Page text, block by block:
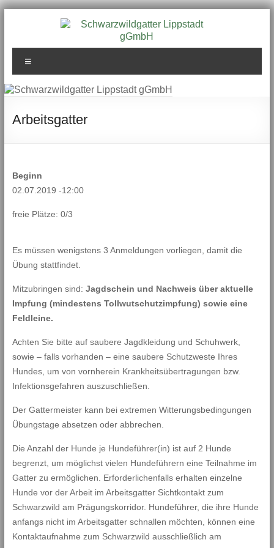
Schwarzwildgatter
Lippstadt gGmbH
Arbeitsgatter
Beginn
02.07.2019 -12:00
freie Plätze: 0/3
Es müssen wenigstens 3 Anmeldungen vorliegen, damit die
Übung stattfindet.
Mitzubringen sind: Jagdschein und Nachweis über aktuelle
Impfung (mindestens Tollwutschutzimpfung) sowie eine
Feldleine.
Achten Sie bitte auf saubere Jagdkleidung und Schuhwerk,
sowie – falls vorhanden – eine saubere Schutzweste Ihres
Hundes, um von vornherein Krankheitsübertragungen bzw.
Infektionsgefahren auszuschließen.
Der Gattermeister kann bei extremen Witterungsbedingungen
Übungstage absetzen oder abbrechen.
Die Anzahl der Hunde je Hundeführer(in) ist auf 2 Hunde
begrenzt, um möglichst vielen Hundeführern eine Teilnahme im
Gatter zu ermöglichen. Erforderlichenfalls erhalten einzelne
Hunde vor der Arbeit im Arbeitsgatter Sichtkontakt zum
Schwarzwild am Prägungskorridor. Hundeführer, die ihre Hunde
anfangs nicht im Arbeitsgatter schnallen möchten, können eine
Kontaktaufnahme zum Schwarzwild ausschließlich am